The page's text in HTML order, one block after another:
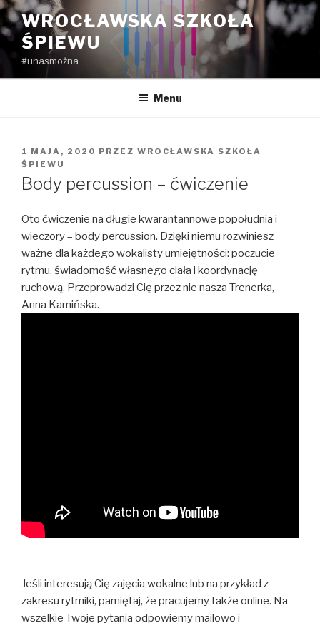
Przejdź
do
treści
WROCŁAWSKA SZKOŁA
ŚPIEWU
#unasmożna
Menu
OPUBLIKOWANE
W
1 MAJA, 2020 PRZEZ WROCŁAWSKA SZKOŁA
ŚPIEWU
Body percussion – ćwiczenie
Oto ćwiczenie na długie kwarantannowe popołudnia i
wieczory – body percussion. Dzięki niemu rozwiniesz
ważne dla każdego wokalisty umiejętności: poczucie
rytmu, świadomość własnego ciała i koordynację
ruchową. Przeprowadzi Cię przez nie nasza Trenerka,
Anna Kamińska.
Jeśli interesują Cię zajęcia wokalne lub na przykład z
zakresu rytmiki, pamiętaj, że pracujemy także online. Na
wszelkie Twoje pytania odpowiemy mailowo i